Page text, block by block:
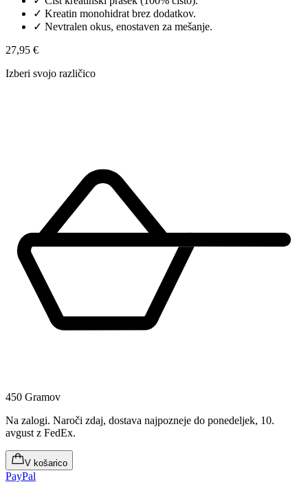
✓ Kreatin monohidrat brez dodatkov.
✓ Nevtralen okus, enostaven za mešanje.
27,95 €
Izberi svojo različico
450 Gramov
Na zalogi. Naroči zdaj, dostava najpozneje do ponedeljek, 10.
avgust z FedEx.
V košarico
PayPal